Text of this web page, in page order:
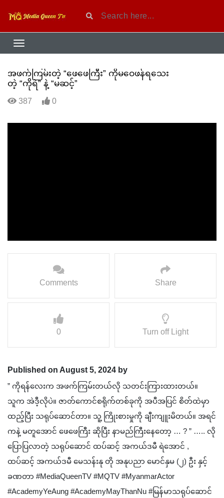
အဖက်ကြမ်းတဲ့ “ဖေဖေကြီး” ကိုမဝေဖန်ရသေး
တဲ့ “ကိုရဲ” နဲ့ “မဆင့်”
387 0
Comments Share
0 Turn off Light
Published on August 5, 2024 by
” ကိုရန်လေးက အဖက်ကြမ်းတယ်လို သတင်းကြားထားတယ်။
သူက အဲဒီ့လိုပဲ။ ဇာတ်ကောင်စရိုက်တစ်ခုကို အပီအပြင် စိတ်ထဲမှာ
ထည့်ပြီး သရုပ်ဆောင်တာ။ သူ့ ကြိုးစားမှုကို ချီးကျူးမိတယ်။ အရင်
ကနဲ့ မတူအောင် ဖေဖေကြီး ဆိုပြီး နာမည်ကြီးနေတော့ … ? ” ….. လို
ပြောပြလာတဲ့ သရုပ်ဆောင် ထပ်ဆင့် အကယ်ဒမီ ရဲအောင် ,
ထပ်ဆင့် အကယ်ဒမီ မေသန်းနု တို အနုပညာ မောင်နှမ (၂) ဦး နှင့်
ခဏတာ #MediaQueenTV #MQTV #MyanmarActor
#AcademyYeAung #AcademyMayThanNu #မြန်မာသရုပ်ဆောင်